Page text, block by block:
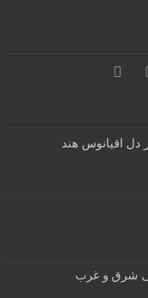
دل اقیانوس هند
شرق و غرب